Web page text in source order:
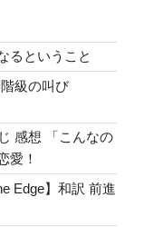
るということ
級の叫び
感想 「こんなの
愛！
Edge】和訳 前進